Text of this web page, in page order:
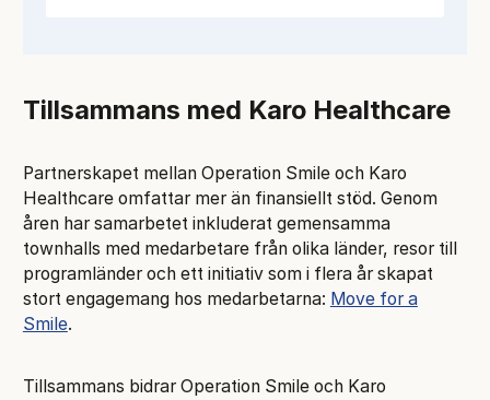
Tillsammans med Karo Healthcare
Partnerskapet mellan Operation Smile och Karo
Healthcare omfattar mer än finansiellt stöd. Genom
åren har samarbetet inkluderat gemensamma
townhalls med medarbetare från olika länder, resor till
programländer och ett initiativ som i flera år skapat
stort engagemang hos medarbetarna: Move for a
Smile.
Tillsammans bidrar Operation Smile och Karo